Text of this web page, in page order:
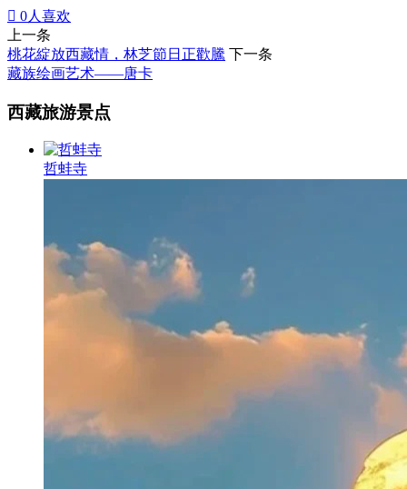
 0人喜欢
上一条
桃花綻放西藏情，林芝節日正歡騰 下一条
藏族绘画艺术——唐卡
西藏旅游景点
哲蚌寺